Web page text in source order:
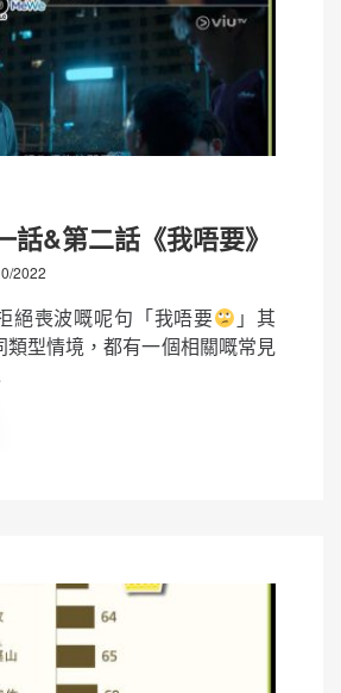
話&第二話《我唔要》
2022
絕喪波嘅呢句「我唔要
」其
類型情境，都有一個相關嘅常見